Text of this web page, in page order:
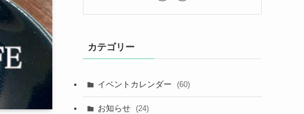
カテゴリー
イベントカレンダー (60)
お知らせ (24)